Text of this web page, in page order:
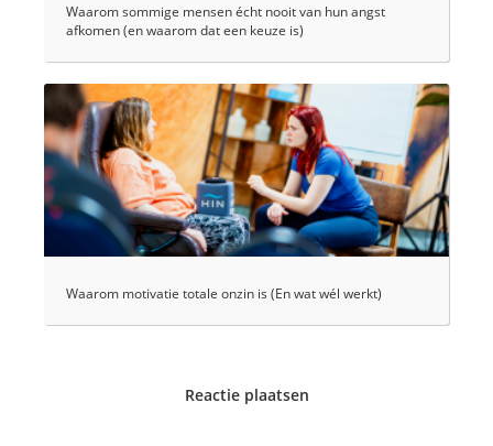
Waarom sommige mensen écht nooit van hun angst
afkomen (en waarom dat een keuze is)
Waarom motivatie totale onzin is (En wat wél werkt)
Reactie plaatsen